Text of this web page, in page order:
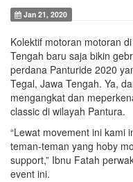
Jan 21, 2020
Kolektif motoran motoran
Tengah baru saja bikin
perdana Panturide 2020
Tegal, Jawa Tengah. Ya,
mengangkat dan
classic di wilayah Pantura.
“Lewat movement ini kami
teman-teman yang hoby
support,” Ibnu Fatah
event ini.